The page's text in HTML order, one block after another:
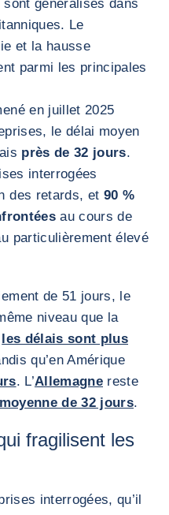
généralisés dans
Le
et la hausse
parmi les principales
en juillet 2025
le délai moyen
près de 32 jours.
interrogées
des retards, et 90 %
au cours de
particulièrement élevé
de 51 jours, le
niveau que la
les délais sont plus
qu’en Amérique
. L’Allemagne reste
moyenne de 32 jours.
fragilisent les
interrogées, qu’il